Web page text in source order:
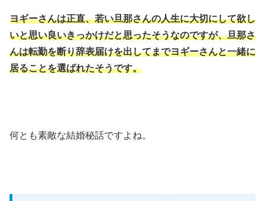
ヨギーさんは正直、若い旦那さんの人生に大切にして欲し
いと思い良いきっかけだと思ったそうなのですが、旦那さ
んは転勤を断り辞表届けを出してまでヨギーさんと一緒に
居ることを選ばれたそうです。
何とも素敵な結婚秘話ですよね。